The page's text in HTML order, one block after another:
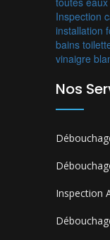
Inspection
installation
bains
vinaigre
Nos
Inspection